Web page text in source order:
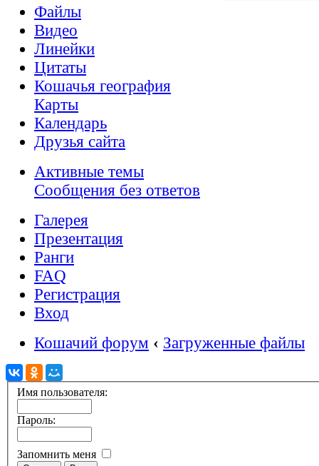
Файлы
Видео
Линейки
Цитаты
Кошачья география
Карты
Календарь
Друзья сайта
Активные темы
Сообщения без ответов
Галерея
Презентация
Ранги
FAQ
Регистрация
Вход
Кошачий форум ‹ Загруженные файлы
Имя пользователя:
Пароль:
Запомнить меня